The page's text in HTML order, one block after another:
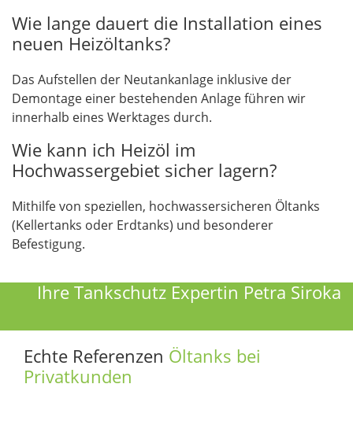
Wie lange dauert die Installation eines
neuen Heizöltanks?
Das Aufstellen der Neutankanlage inklusive der
Demontage einer bestehenden Anlage führen wir
innerhalb eines Werktages durch.
Wie kann ich Heizöl im
Hochwassergebiet sicher lagern?
Mithilfe von speziellen, hochwassersicheren Öltanks
(Kellertanks oder Erdtanks) und besonderer
Befestigung.
Ihre Tankschutz Expertin Petra Siroka
Echte Referenzen Öltanks bei
Privatkunden